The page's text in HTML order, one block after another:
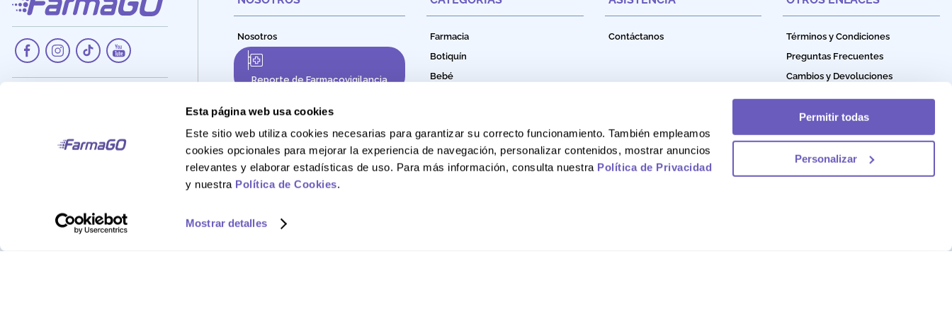
Esta página web usa cookies
Este sitio web utiliza cookies necesarias para garantizar su correcto funcionamiento. También empleamos
cookies opcionales para mejorar la experiencia de navegación, personalizar contenidos, mostrar anuncios
relevantes y elaborar estadísticas de uso. Para más información, consulta nuestra Política de Privacidad
y nuestra Política de Cookies.
Mostrar detalles
Permitir todas
Personalizar
Teléfono:
Nosotros
Reporte de Farmacovigilancia
Farmacia
Botiquín
Bebé
Productos Naturales
Bebidas Funcionales
Contáctanos
Términos y Condiciones
Preguntas Frecuentes
Cambios y Devoluciones
Política de Privacidad
Política de Garantía
Política de Cookies